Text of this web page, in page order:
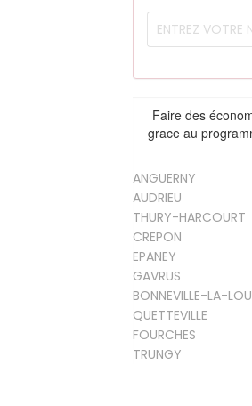
Faire des
grace au
ANGUERNY
AUDRIEU
THURY-HARCOURT
CREPON
EPANEY
GAVRUS
BONNEVILLE-LA-
QUETTEVILLE
FOURCHES
TRUNGY